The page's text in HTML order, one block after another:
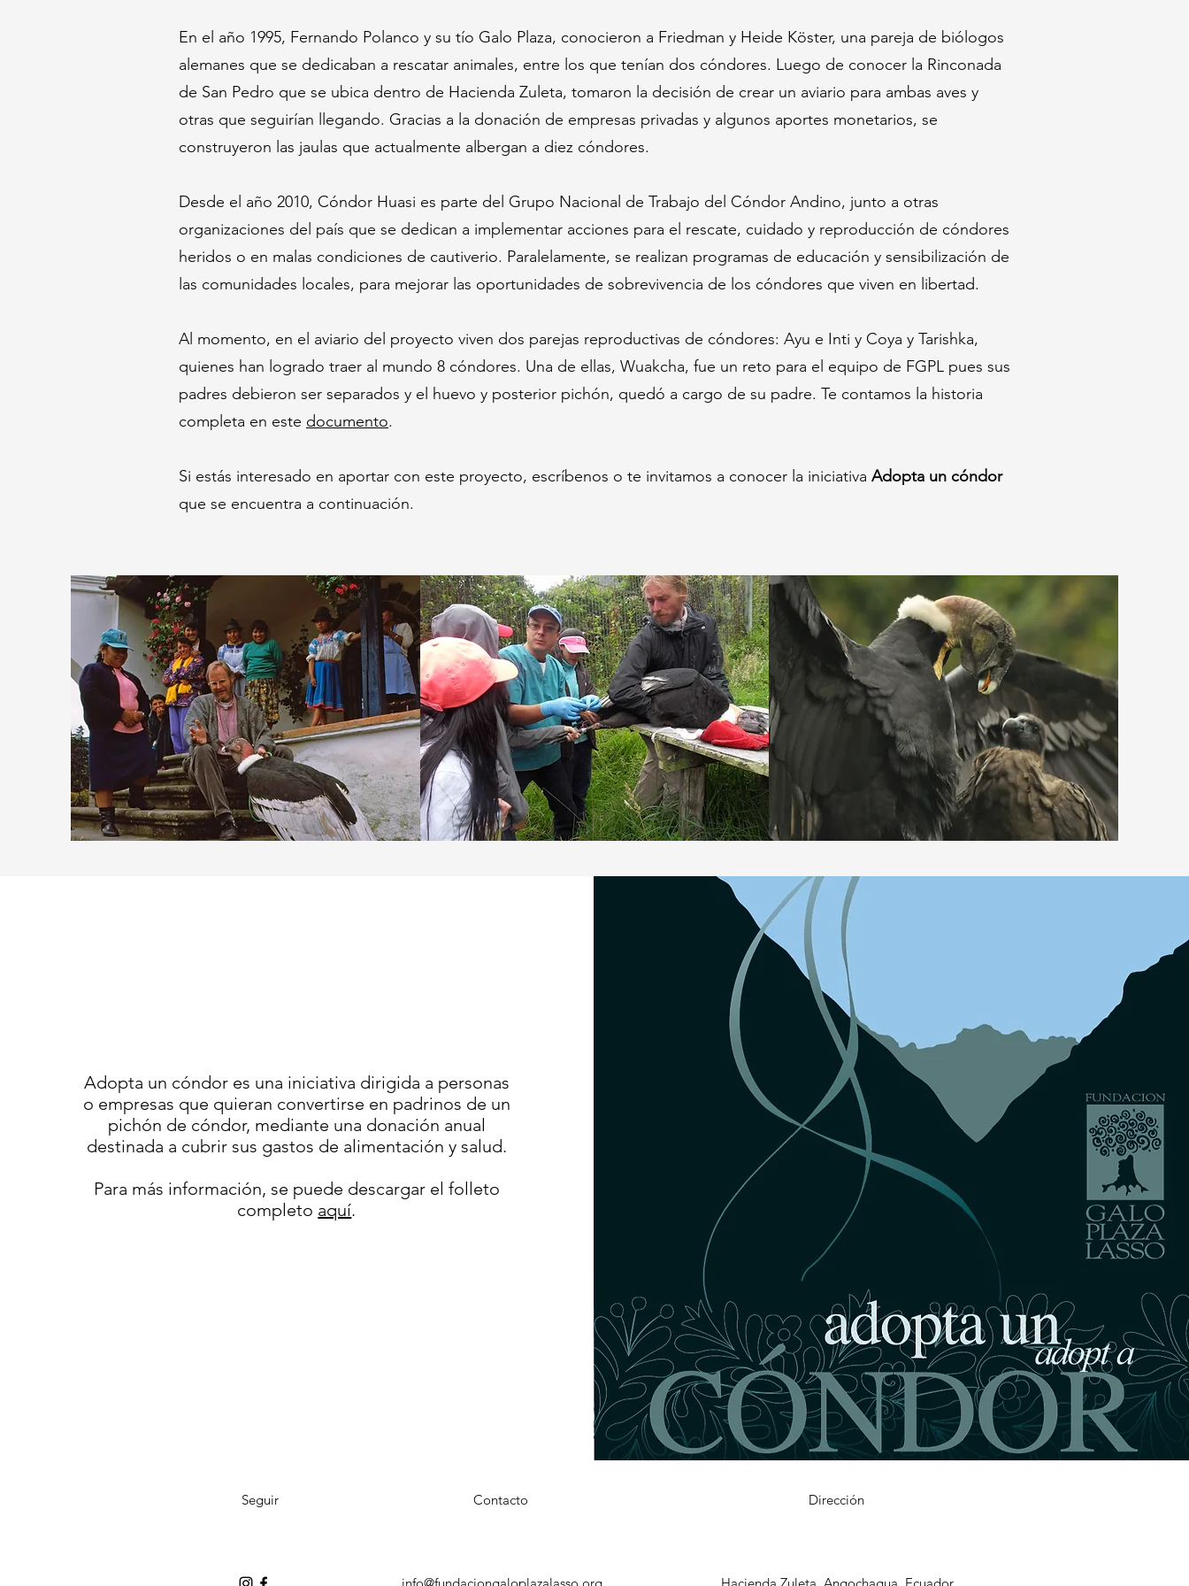
En el año 1995, Fernando Polanco y su tío Galo Plaza, conocieron a Friedman y Heide Köster, una pareja de biólogos
alemanes que se dedicaban a rescatar animales, entre los que tenían dos cóndores. Luego de conocer la Rinconada
de San Pedro que se ubica dentro de Hacienda Zuleta, tomaron la decisión de crear un aviario para ambas aves y
otras que seguirían llegando. Gracias a la donación de empresas privadas y algunos aportes monetarios, se
construyeron las jaulas que actualmente albergan a diez cóndores.
Desde el año 2010, Cóndor Huasi es parte del Grupo Nacional de Trabajo del Cóndor Andino, junto a otras
organizaciones del país que se dedican a implementar acciones para el rescate, cuidado y reproducción de cóndores
heridos o en malas condiciones de cautiverio. Paralelamente, se realizan programas de educación y sensibilización de
las comunidades locales, para mejorar las oportunidades de sobrevivencia de los cóndores que viven en libertad.
Al momento, en el aviario del proyecto viven dos parejas reproductivas de cóndores: Ayu e Inti y Coya y Tarishka,
quienes han logrado traer al mundo 8 cóndores. Una de ellas, Wuakcha, fue un reto para el equipo de FGPL pues sus
padres debieron ser separados y el huevo y posterior pichón, quedó a cargo de su padre. Te contamos la historia
completa en este documento.
Si estás interesado en aportar con este proyecto, escríbenos o te invitamos a conocer la iniciativa Adopta un cóndor
que se encuentra a continuación.
Adopta un cóndor es una iniciativa dirigida a personas
o empresas que quieran convertirse en padrinos de un
pichón de cóndor, mediante una donación anual
destinada a cubrir sus gastos de alimentación y salud.
Para más información, se puede descargar el folleto
completo aquí.
Seguir Contacto Dirección